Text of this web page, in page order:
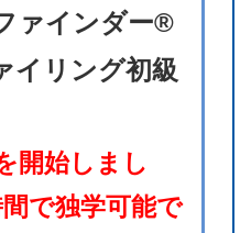
ァインダー®
イリング初級
開始しまし
で独学可能で